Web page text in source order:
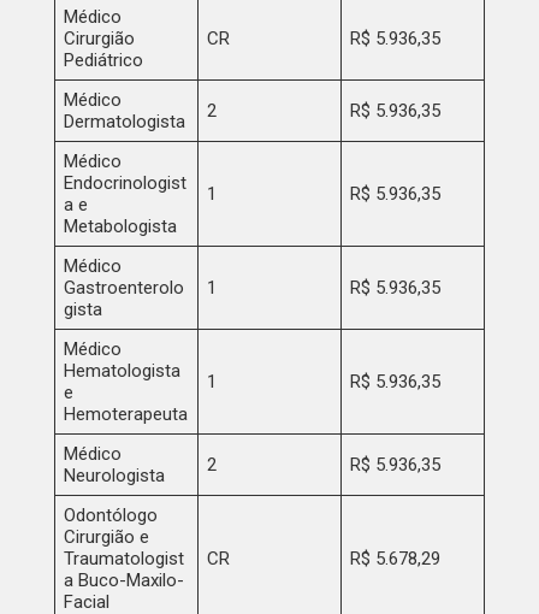
Médico
Cirurgião
Pediátrico
CR R$ 5.936,35
Médico
Dermatologista
2 R$ 5.936,35
Médico
Endocrinologist
a e
Metabologista
1 R$ 5.936,35
Médico
Gastroenterolo
gista
1 R$ 5.936,35
Médico
Hematologista
e
Hemoterapeuta
1 R$ 5.936,35
Médico
Neurologista
2 R$ 5.936,35
Odontólogo
Cirurgião e
Traumatologist
a Buco-Maxilo-
Facial
CR R$ 5.678,29